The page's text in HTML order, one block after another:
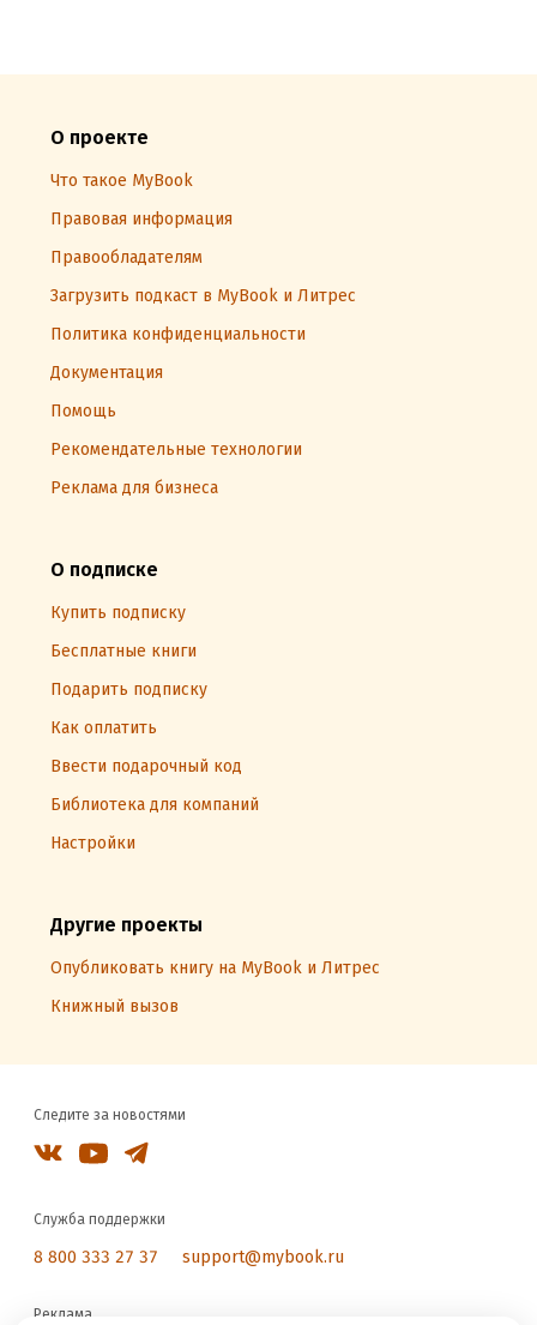
О проекте
Что такое MyBook
Правовая информация
Правообладателям
Загрузить подкаст в MyBook и Литрес
Политика конфиденциальности
Документация
Помощь
Рекомендательные технологии
Реклама для бизнеса
О подписке
Купить подписку
Бесплатные книги
Подарить подписку
Как оплатить
Ввести подарочный код
Библиотека для компаний
Настройки
Другие проекты
Опубликовать книгу на MyBook и Литрес
Книжный вызов
Следите за новостями
Служба поддержки
8 800 333 27 37 support@mybook.ru
Реклама